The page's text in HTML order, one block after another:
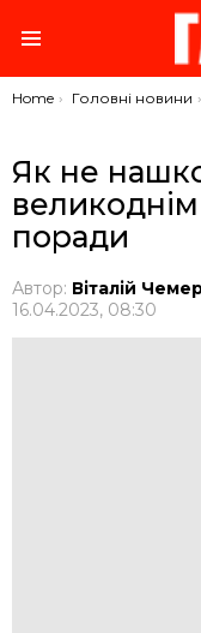
You are here:
Home Головні новини
Як не
поради
Автор: Віталій
16.04.2023, 08:30